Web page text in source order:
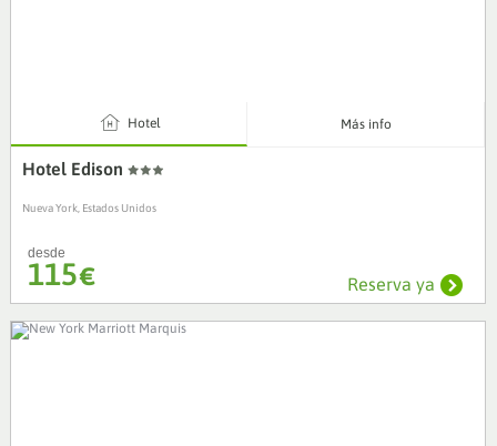
4 Hotel Más info
Hotel Edison
Nueva York, Estados Unidos
desde
115€ Reserva ya